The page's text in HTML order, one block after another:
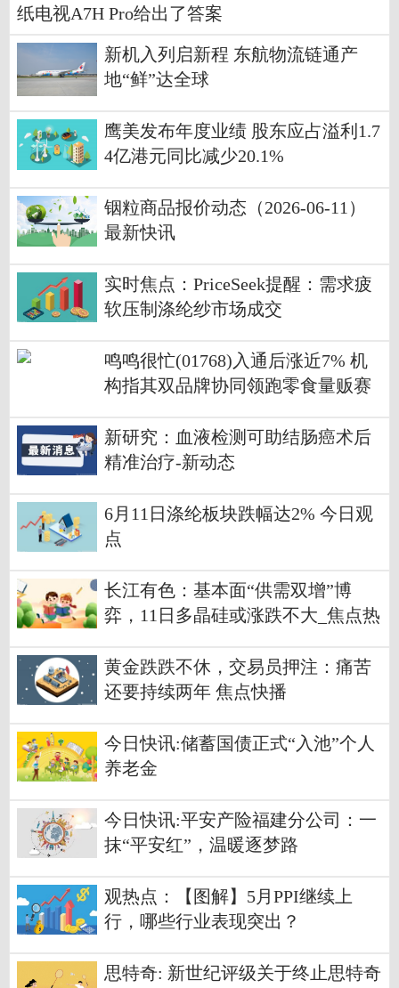
纸电视A7H Pro给出了答案
新机入列启新程 东航物流链通产
地“鲜”达全球
鹰美发布年度业绩 股东应占溢利1.7
4亿港元同比减少20.1%
铟粒商品报价动态（2026-06-11）
最新快讯
实时焦点：PriceSeek提醒：需求疲
软压制涤纶纱市场成交
鸣鸣很忙(01768)入通后涨近7% 机
构指其双品牌协同领跑零食量贩赛
新研究：血液检测可助结肠癌术后
精准治疗-新动态
6月11日涤纶板块跌幅达2% 今日观
点
长江有色：基本面“供需双增”博
弈，11日多晶硅或涨跌不大_焦点热
黄金跌跌不休，交易员押注：痛苦
还要持续两年 焦点快播
今日快讯:储蓄国债正式“入池”个人
养老金
今日快讯:平安产险福建分公司：一
抹“平安红”，温暖逐梦路
观热点：【图解】5月PPI继续上
行，哪些行业表现突出？
思特奇: 新世纪评级关于终止思特奇